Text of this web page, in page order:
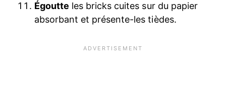
Égoutte les bricks cuites sur du papier
absorbant et présente-les tièdes.